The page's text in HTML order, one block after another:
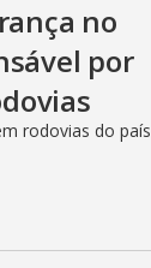
no
por
rodovias do país